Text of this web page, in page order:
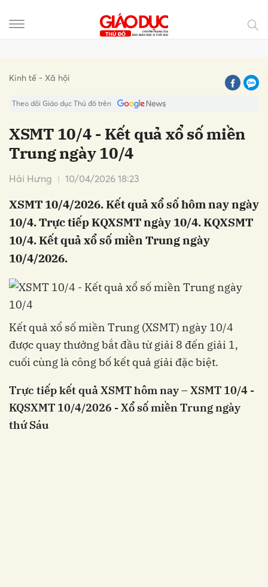
Kinh tế - Xã hội
Theo dõi Giáo dục Thủ đô trên
XSMT 10/4 - Kết quả xổ số miền
Trung ngày 10/4
Hải Hưng 10/04/2026 18:23
XSMT 10/4/2026. Kết quả xổ số hôm nay ngày
10/4. Trực tiếp KQXSMT ngày 10/4. KQXSMT
10/4. Kết quả xổ số miền Trung ngày
10/4/2026.
Kết quả xổ số miền Trung (XSMT) ngày 10/4
được quay thưởng bắt đầu từ giải 8 đến giải 1,
cuối cùng là công bố kết quả giải đặc biệt.
Trực tiếp kết quả XSMT hôm nay – XSMT 10/4 -
KQSXMT 10/4/2026 - Xổ số miền Trung ngày
thứ Sáu
Hủy Gửi